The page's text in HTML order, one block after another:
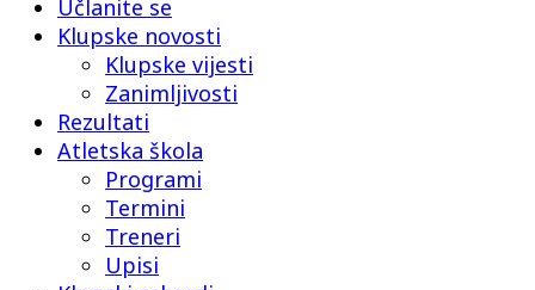
Učlanite se
Klupske novosti
Klupske vijesti
Zanimljivosti
Rezultati
Atletska škola
Programi
Termini
Treneri
Upisi